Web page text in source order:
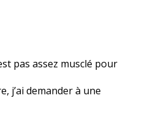
pas assez musclé pour
j’ai demander à une